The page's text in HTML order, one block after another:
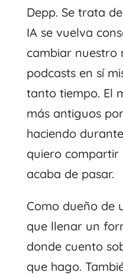
Depp. Se trata
IA se vuelva
cambiar nuestro
podcasts en sí
tanto tiempo. El
más antiguos
haciendo
quiero compartir
acaba de pasar.
Como dueño de
que llenar un
donde cuento
que hago.